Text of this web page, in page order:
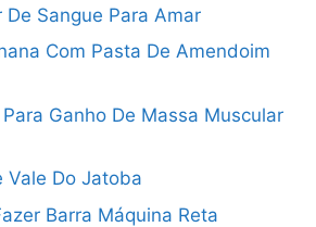
De Sangue Para Amar
Com Pasta De Amendoim
Ganho De Massa Muscular
Vale Do Jatoba
Barra Máquina Reta